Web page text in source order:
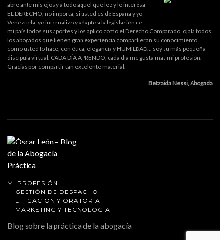
abre ante mis ojos y a todo aquel que lee y le interesa
EL DERECHO, no importa, si usted es de España y yo
Venezuela, yo internalizo y adapto a la legislación de
mi país todos sus aportes y los aplico como el Derecho Comparado, ojala todos
los abogados que tienen gran experiencia compartieran su conocimiento
como usted lo hace, con ética, elegancia y HUMILDAD... soy su más pequeña
discípula virtual. CADA DÍA APRENDO, cada día me gusta mas mi profesión.
Gracias por compartir tan excelente material.
Betzaida Nessi, Abogada
MI PROFESIÓN
GESTIÓN DE DESPACHO
LITIGACIÓN Y ORATORIA
MARKETING Y TECNOLOGÍA
Blog sobre la práctica de la abogacía